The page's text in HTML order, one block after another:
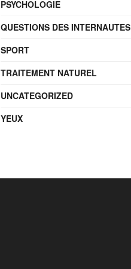
PSYCHOLOGIE
QUESTIONS DES INTERNAUTES
SPORT
TRAITEMENT NATUREL
UNCATEGORIZED
YEUX